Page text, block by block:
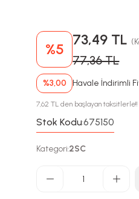
%5
73,49 TL
77,36 TL
%3,00 Havale İndirimli
7,62 TL den başlayan taksitlerle!!
Stok Kodu:675150
Kategori:2SC